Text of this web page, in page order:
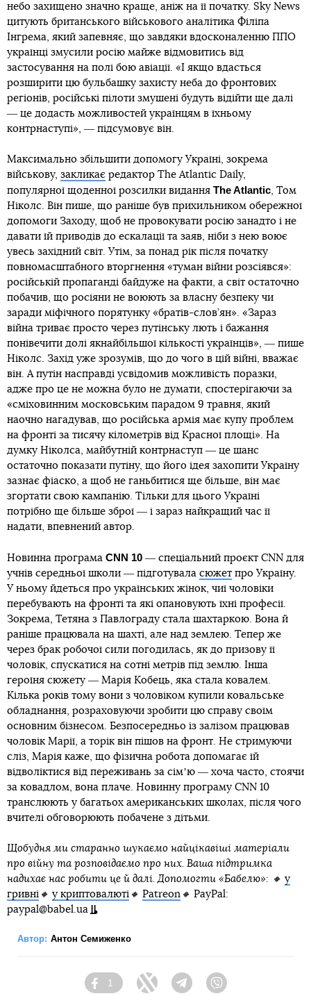
небо захищено значно краще, аніж на її початку. Sky News
цитують британського військового аналітика Філіпа
Інгрема, який запевняє, що завдяки вдосконаленню ППО
українці змусили росію майже відмовитись від
застосування на полі бою авіації. «І якщо вдасться
розширити цю бульбашку захисту неба до фронтових
регіонів, російські пілоти змушені будуть відійти ще далі
― це додасть можливостей українцям в їхньому
контрнаступі», ― підсумовує він.
Максимально збільшити допомогу Україні, зокрема
військову, закликає редактор The Atlantic Daily,
популярної щоденної розсилки видання The Atlantic , Том
Ніколс. Він пише, що раніше був прихильником обережної
допомоги Заходу, щоб не провокувати росію занадто і не
давати їй приводів до ескалації та заяв, ніби з нею воює
увесь західний світ. Утім, за понад рік після початку
повномасштабного вторгнення «туман війни розсіявся»:
російській пропаганді байдуже на факти, а світ остаточно
побачив, що росіяни не воюють за власну безпеку чи
заради міфічного порятунку «братів-слов’ян». «Зараз
війна триває просто через путінську лють і бажання
понівечити долі якнайбільшої кількості українців», ― пише
Ніколс. Захід уже зрозумів, що до чого в цій війні, вважає
він. А путін насправді усвідомив можливість поразки,
адже про це не можна було не думати, спостерігаючи за
«сміховинним московським парадом 9 травня, який
наочно нагадував, що російська армія має купу проблем
на фронті за тисячу кілометрів від Красної площі». На
думку Ніколса, майбутній контрнаступ ― це шанс
остаточно показати путіну, що його ідея захопити Україну
зазнає фіаско, а щоб не ганьбитися ще більше, він має
згортати свою кампанію. Тільки для цього Україні
потрібно ще більше зброї ― і зараз найкращий час її
надати, впевнений автор.
Новинна програма CNN 10 ― спеціальний проєкт CNN для
учнів середньої школи ― підготувала сюжет про Україну.
У ньому йдеться про українських жінок, чиї чоловіки
перебувають на фронті та які опановують їхні професії.
Зокрема, Тетяна з Павлограду стала шахтаркою. Вона й
раніше працювала на шахті, але над землею. Тепер же
через брак робочої сили погодилась, як до призову її
чоловік, спускатися на сотні метрів під землю. Інша
героїня сюжету ― Марія Кобець, яка стала ковалем.
Кілька років тому вони з чоловіком купили ковальське
обладнання, розраховуючи зробити цю справу своїм
основним бізнесом. Безпосередньо із залізом працював
чоловік Марії, а торік він пішов на фронт. Не стримуючи
сліз, Марія каже, що фізична робота допомагає їй
відволіктися від переживань за сімʼю ― хоча часто, стоячи
за ковадлом, вона плаче. Новинну програму CNN 10
транслюють у багатьох американських школах, після чого
вчителі обговорюють побачене з дітьми.
Щобудня ми старанно шукаємо найцікавіші матеріали
про війну та розповідаємо про них. Ваша підтримка
надихає нас робити це й далі. Допомогти «Бабелю»: 🔸 у
гривні 🔸 у криптовалюті 🔸 Patreon 🔸 PayPal:
paypal@babel.ua
Автор: Антон Семиженко
Facebook
1
Twitter TelegramViber